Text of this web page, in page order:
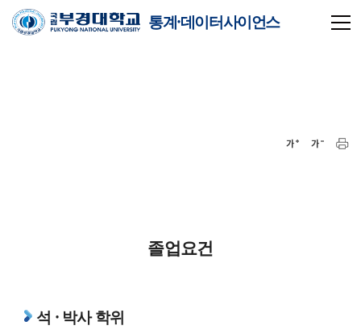
통계·데이터사이언스
졸업요건
석 · 박사 학위